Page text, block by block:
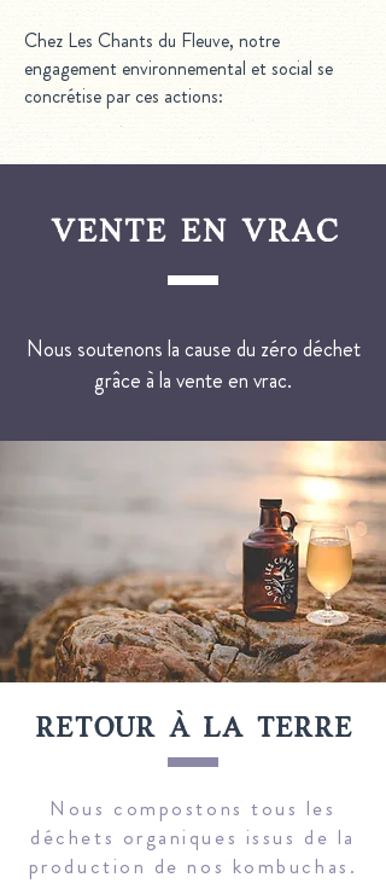
Chez Les Chants du Fleuve, notre
engagement environnemental et social se
concrétise par ces actions:
vente en vrac
Nous soutenons la cause du zéro déchet
grâce à la venteen vrac.
retour à la terre
Nous compostons tous les
déchets organiques issus de la
production de nos kombuchas.